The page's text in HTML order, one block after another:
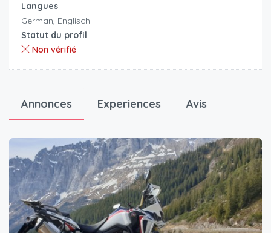
Langues
German, Englisch
Statut du profil
Non vérifié
Annonces Experiences Avis